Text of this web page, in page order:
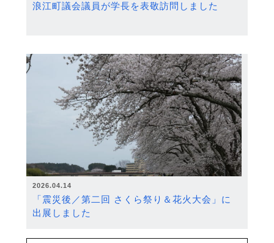
浪江町議会議員が学長を表敬訪問しました
2026.04.14
「震災後／第二回 さくら祭り＆花火大会」に
出展しました